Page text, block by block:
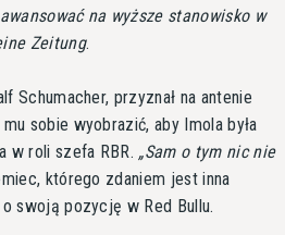
na wyższe stanowisko w
Zeitung.
Schumacher, przyznał na antenie
sobie wyobrazić, aby Imola była
w roli szefa RBR.
Sam o tym nic nie
którego zdaniem jest inna
swoją pozycję w Red Bullu.